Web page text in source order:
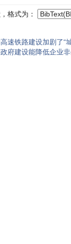
格式为：
速铁路建设加剧了
府建设能降低企业